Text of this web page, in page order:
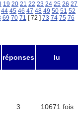
19 20 21 22 23 24 25 26 27
44 45 46 47 48 49 50 51 52
69 70 71 [ 72 ] 73 74 75 76
réponses lu
3 10671 fois